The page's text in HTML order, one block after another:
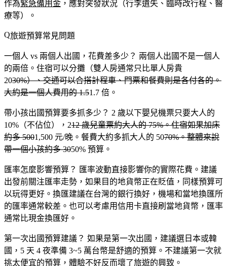
作為緊急備用金 ，應對突發狀況（行李遺失、臨時改行程、醫
療等）。
旅遊預算常見問題
一個人 vs 兩個人出國，花費差多少？ 兩個人出國不是一個人
的兩倍。住宿可以分攤（雙人房通常只比單人房貴
2030%）、交通可以合搭計程車、門票和餐費則是各付各的。
大約是一個人費用的 1.51.7 倍。
帶小孩出國預算要多抓多少？ 2 歲以下嬰兒機票只要大人的
10%（不佔位），212 歲兒童票約大人的 75%。住宿如果加床
約多 5001,500 元/晚。餐費大約多抓大人的 5070%。整體來說
帶一個小孩約多 3050% 預算。
匯率怎麼影響預算？
匯率波動直接影響你的實際花費。建議
出發前關注匯率走勢，如果目的地貨幣正在貶值，同樣預算可
以玩得更好。換匯建議在台灣的銀行換好，機場和當地換匯所
的匯率通常較差。也可以考慮用信用卡直接刷當地貨幣，匯率
通常比現金換匯好。
第一次出國預算建議？ 如果是第一次出國，建議選日本或韓
國，5 天 4 夜準備 3~5 萬台幣是舒適的預算。不建議第一次就
挑太便宜的預算，體驗不好反而壞了旅遊的興致。